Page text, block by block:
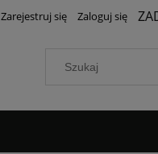
Zarejestruj się Zaloguj się